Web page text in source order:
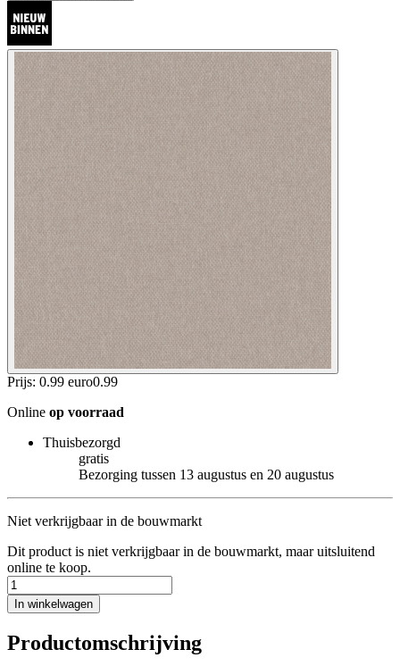
Prijs: 0.99 euro0.99
Online op voorraad
Thuisbezorgd
gratis
Bezorging tussen 13 augustus en 20 augustus
Niet verkrijgbaar in de bouwmarkt
Dit product is niet verkrijgbaar in de bouwmarkt, maar uitsluitend
online te koop.
In winkelwagen
Productomschrijving